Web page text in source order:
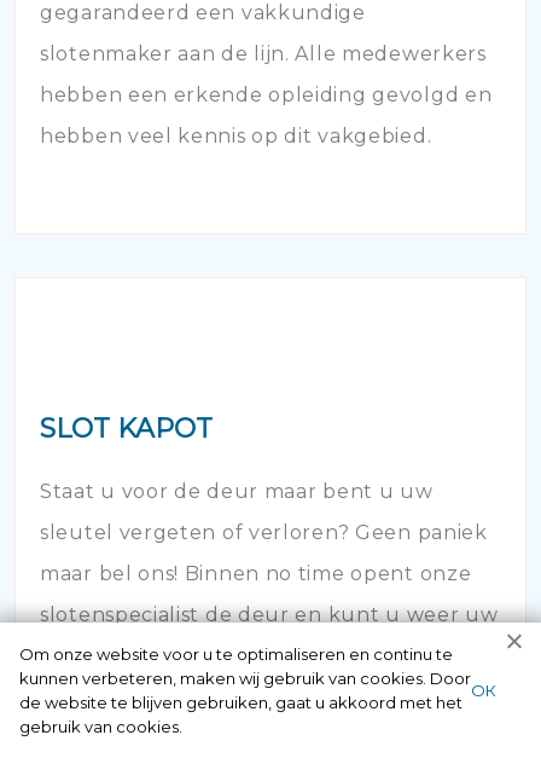
gegarandeerd een vakkundige
slotenmaker aan de lijn. Alle medewerkers
hebben een erkende opleiding gevolgd en
hebben veel kennis op dit vakgebied.
SLOT KAPOT
Staat u voor de deur maar bent u uw
sleutel vergeten of verloren? Geen paniek
maar bel ons! Binnen no time opent onze
slotenspecialist de deur en kunt u weer uw
huis in!
Om onze website voor u te optimaliseren en continu te
kunnen verbeteren, maken wij gebruik van cookies. Door
de website te blijven gebruiken, gaat u akkoord met het
gebruik van cookies.
ОК